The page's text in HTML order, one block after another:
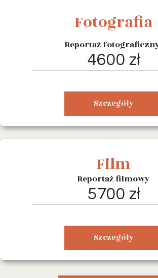
Fotografia
Reportaż
4600 zł
Szczegóły
Szczegóły
Film
Reportaż filmowy
5700 zł